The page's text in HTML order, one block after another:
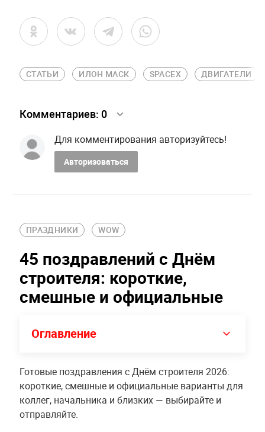
СТАТЬИ ИЛОН МАСК SPACEX ДВИГАТЕЛИ
Комментариев: 0
Для комментирования авторизуйтесь!
Авторизоваться
ПРАЗДНИКИ WOW
45 поздравлений с Днём
строителя: короткие,
смешные и официальные
Оглавление
Готовые поздравления с Днём строителя 2026:
короткие, смешные и официальные варианты для
коллег, начальника и близких — выбирайте и
отправляйте.